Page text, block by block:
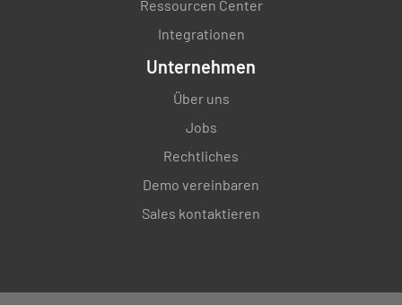
Ressourcen Center
Integrationen
Unternehmen
Über uns
Jobs
Rechtliches
Demo vereinbaren
Sales kontaktieren